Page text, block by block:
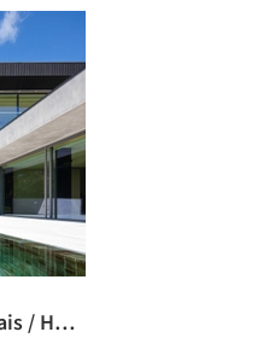
Condomínio de 4 Casas em Cascais / Humberto Conde Arquitectos